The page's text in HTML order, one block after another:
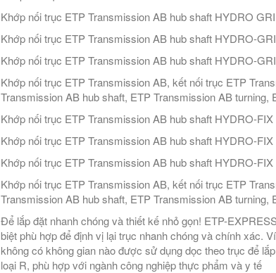
Khớp nối trục ETP Transmission AB hub shaft HYDRO
Khớp nối trục ETP Transmission AB hub shaft HYDRO-
Khớp nối trục ETP Transmission AB hub shaft HYDRO-
Khớp nối trục ETP Transmission AB, kết nối trục ETP
Transmission AB hub shaft, ETP Transmission AB turning,
Khớp nối trục ETP Transmission AB hub shaft HYDRO-FIX
Khớp nối trục ETP Transmission AB hub shaft HYDRO-
Khớp nối trục ETP Transmission AB hub shaft HYDRO-FIX
Khớp nối trục ETP Transmission AB, kết nối trục ETP
Transmission AB hub shaft, ETP Transmission AB turning,
Để lắp đặt nhanh chóng và thiết kế nhỏ gọn! ETP-
biệt phù hợp để định vị lại trục nhanh chóng và chính xác.
không có không gian nào được sử dụng dọc theo trục để
loại R, phù hợp với ngành công nghiệp thực phẩm và y tế